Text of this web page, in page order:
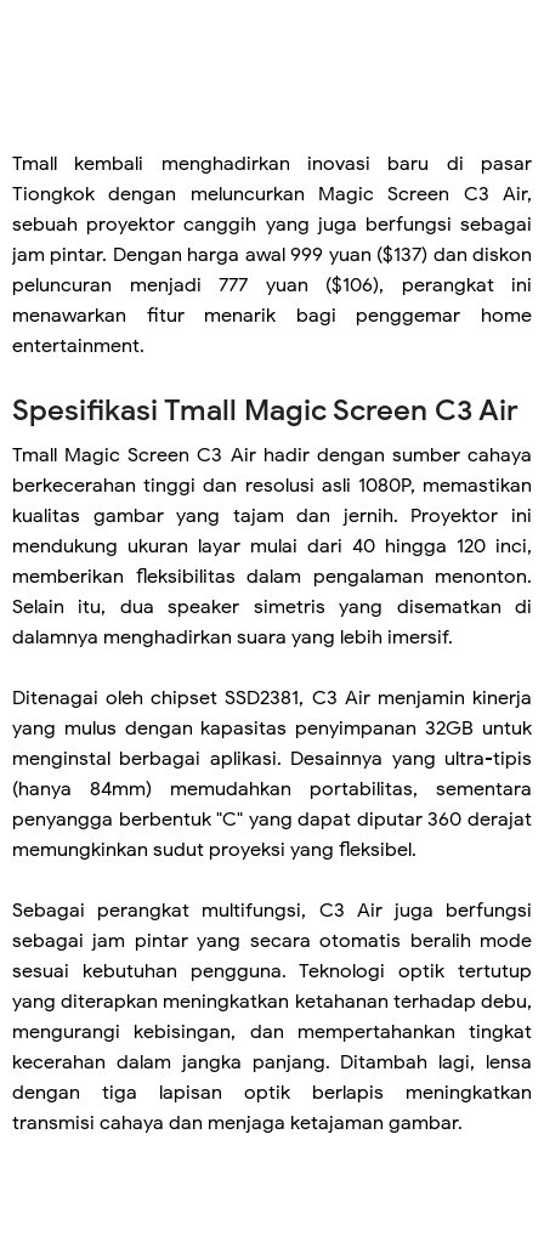
Tmall kembali menghadirkan inovasi baru di pasar
Tiongkok dengan meluncurkan Magic Screen C3 Air,
sebuah proyektor canggih yang juga berfungsi sebagai
jam pintar. Dengan harga awal 999 yuan ($137) dan diskon
peluncuran menjadi 777 yuan ($106), perangkat ini
menawarkan fitur menarik bagi penggemar home
entertainment.
Spesifikasi Tmall Magic Screen C3 Air
Tmall Magic Screen C3 Air hadir dengan sumber cahaya
berkecerahan tinggi dan resolusi asli 1080P, memastikan
kualitas gambar yang tajam dan jernih. Proyektor ini
mendukung ukuran layar mulai dari 40 hingga 120 inci,
memberikan fleksibilitas dalam pengalaman menonton.
Selain itu, dua speaker simetris yang disematkan di
dalamnya menghadirkan suara yang lebih imersif.
Ditenagai oleh chipset SSD2381, C3 Air menjamin kinerja
yang mulus dengan kapasitas penyimpanan 32GB untuk
menginstal berbagai aplikasi. Desainnya yang ultra-tipis
(hanya 84mm) memudahkan portabilitas, sementara
penyangga berbentuk "C" yang dapat diputar 360 derajat
memungkinkan sudut proyeksi yang fleksibel.
Sebagai perangkat multifungsi, C3 Air juga berfungsi
sebagai jam pintar yang secara otomatis beralih mode
sesuai kebutuhan pengguna. Teknologi optik tertutup
yang diterapkan meningkatkan ketahanan terhadap debu,
mengurangi kebisingan, dan mempertahankan tingkat
kecerahan dalam jangka panjang. Ditambah lagi, lensa
dengan tiga lapisan optik berlapis meningkatkan
transmisi cahaya dan menjaga ketajaman gambar.